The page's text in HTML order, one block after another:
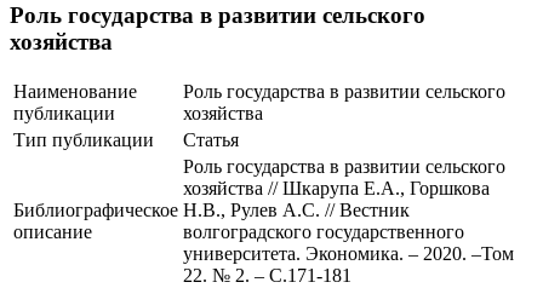
Роль государства в развитии сельского
хозяйства
Наименование
публикации
Роль государства в развитии сельского
хозяйства
Тип публикации
Статья
Библиографическое
описание
Роль государства в развитии сельского
хозяйства // Шкарупа Е.А., Горшкова
Н.В., Рулев А.С. // Вестник
волгоградского государственного
университета. Экономика. – 2020. –Том
22. № 2. – С.171-181